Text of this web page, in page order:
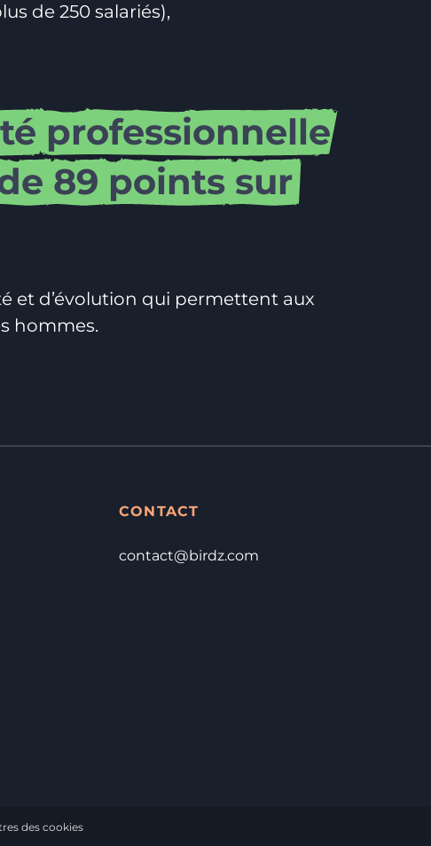
de 250 salariés),
professionnelle
89 points sur
et d’évolution qui permettent aux
hommes.
CONTACT
contact@birdz.com
des cookies